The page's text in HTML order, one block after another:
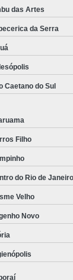
Servidor Torre
Rack Servidor
Refrigerado
Data
Data Center
Data
de 8
de Energia 8
Tomadas 32
para
das Artes
da Serra
Caetano do Sul
Filho
do Rio de Janeiro
Velho
Novo